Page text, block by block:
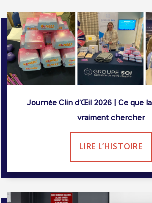
Journée Clin d’Œil 2026 | Ce que
vraiment chercher
LIRE L’HISTOIRE